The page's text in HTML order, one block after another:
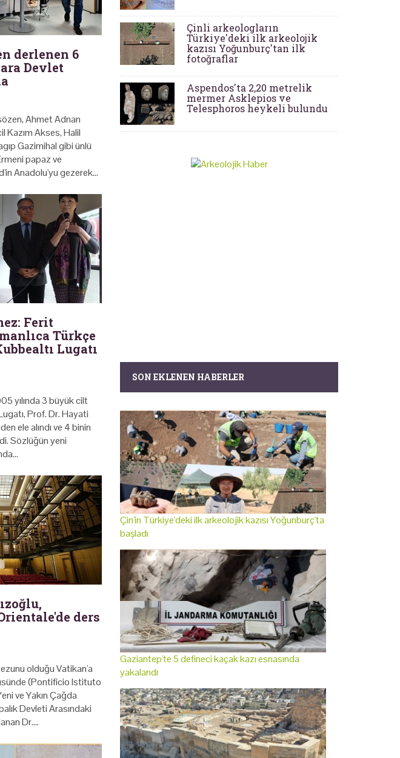
derlenen 6
Devlet
Ahmet Adnan
Kazım Akses, Halil
Gazimihal gibi ünlü
papaz ve
Anadolu'yu gezerek…
Ferit
Türkçe
Lugatı
yılında 3 büyük cilt
Prof. Dr. Hayati
ele alındı ve 4 binin
Sözlüğün yeni
ders
olduğu Vatikan'a
(Pontificio Istituto
ve Yakın Çağda
Devleti Arasındaki
Dr.…
Çinli arkeologların
Türkiye'deki ilk arkeolojik
kazısı Yoğunburç'tan ilk
fotoğraflar
Aspendos'ta 2,20 metrelik
mermer Asklepios ve
Telesphoros heykeli bulundu
SON EKLENEN HABERLER
Çin'in Türkiye'deki ilk arkeolojik kazısı Yoğunburç'ta
başladı
Gaziantep'te 5 defineci kaçak kazı esnasında
yakalandı